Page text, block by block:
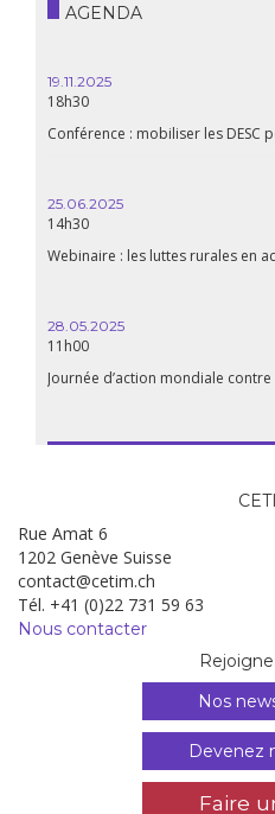
AGENDA
19.11.2025
18h30
Conférence : mobiliser les DESC
25.06.2025
14h30
Webinaire : les luttes rurales en
28.05.2025
11h00
Journée d’action mondiale
Rue Amat 6
1202 Genève Suisse
contact@cetim.ch
Tél. +41 (0)22 731 59 63
Nous contacter
Nos
Devenez
Faire